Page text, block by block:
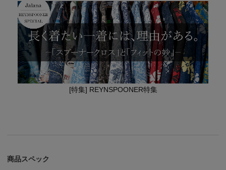
[特集] REYNSPOONER特集
商品スペック